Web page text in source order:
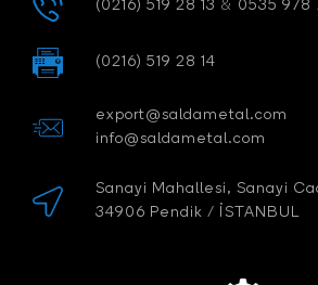
(0216) 519 28 13 & 0535 978
(0216) 519 28 14
export@saldametal.com
info@saldametal.com
Sanayi Mahallesi, Sanayi
34906 Pendik / İSTANBUL